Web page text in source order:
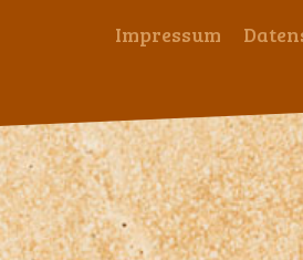
Impressum